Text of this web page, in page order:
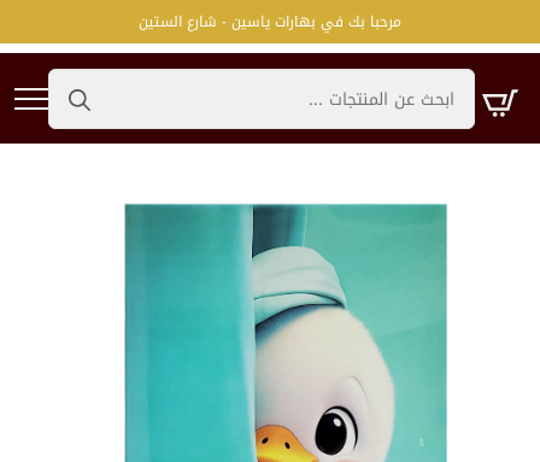
مرحبا بك في بهارات ياسين - شارع الستين
for: